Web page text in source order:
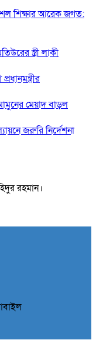
শিক্ষার আরেক জগত:
স্ত্রী লাকী
মেয়াদ বাড়ল
জরুরি নির্দেশনা
রহমান।